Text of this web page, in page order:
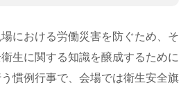
における労働災害を防ぐため、そ
生に関する知識を醸成するために
慣例行事で、会場では衛生安全旗